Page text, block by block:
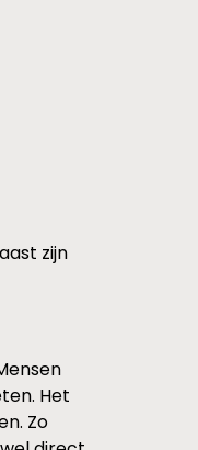
zijn
Het
Zo